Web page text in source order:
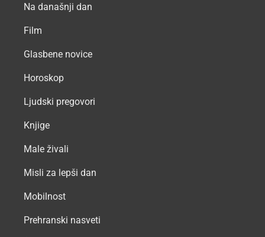
Na današnji dan
Film
Glasbene novice
Horoskop
Ljudski pregovori
Knjige
Male živali
Misli za lepši dan
Mobilnost
Prehranski nasveti